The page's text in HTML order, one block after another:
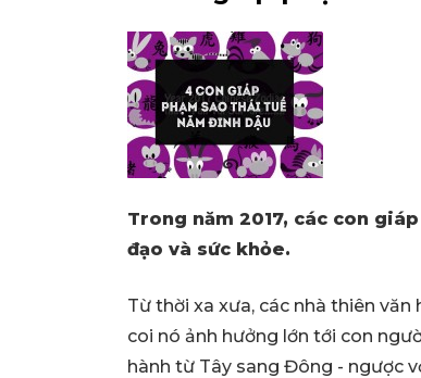
Trong năm 2017, các con
đạo và sức khỏe.
Từ thời xa xưa, các nhà thiên văn
coi nó ảnh hưởng lớn tới con
hành từ Tây sang Đông - ngược